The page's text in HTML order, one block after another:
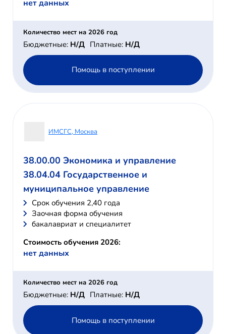
нет данных
Количество мест на 2026 год
Бюджетные: Н/Д Платные: Н/Д
Помощь в поступлении
ИМСГС, Москва
38.00.00 Экономика и управление
38.04.04 Государственное и
муниципальное управление
Cрок обучения 2,40 года
Заочная форма обучения
бакалавриат и специалитет
Стоимость обучения 2026:
нет данных
Количество мест на 2026 год
Бюджетные: Н/Д Платные: Н/Д
Помощь в поступлении